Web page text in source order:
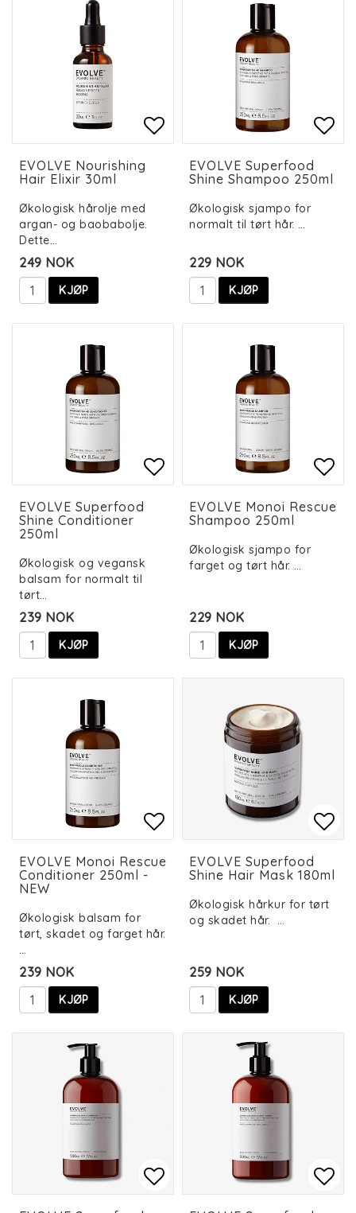
Add to list of
Add to list of
EVOLVE Nourishing
Hair Elixir 30ml
Økologisk hårolje med
argan- og baobabolje.
Dette…
249 NOK
KJØP
EVOLVE Superfood
Shine Shampoo 250ml
Økologisk sjampo for
normalt til tørt hår. …
229 NOK
KJØP
Add to list of
Add to list of
EVOLVE Superfood
Shine Conditioner
250ml
Økologisk og vegansk
balsam for normalt til
tørt…
239 NOK
KJØP
EVOLVE Monoi Rescue
Shampoo 250ml
Økologisk sjampo for
farget og tørt hår. …
229 NOK
KJØP
Add to list of
Add to list of
EVOLVE Monoi Rescue
Conditioner 250ml -
NEW
Økologisk balsam for
tørt, skadet og farget hår.
…
239 NOK
KJØP
EVOLVE Superfood
Shine Hair Mask 180ml
Økologisk hårkur for tørt
og skadet hår. …
259 NOK
KJØP